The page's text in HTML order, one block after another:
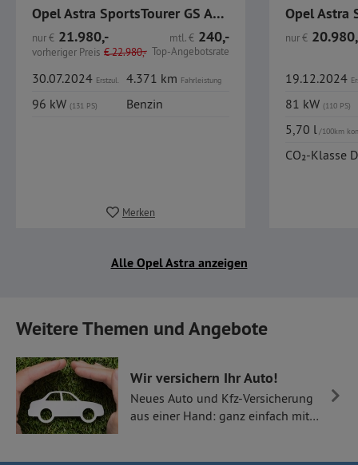
Opel Astra SportsTourer GS AHK Navi IntelliLux
nur€ 21.980,-
vorheriger Preis €22.980,-
mtl.€ 240,-
Top-Angebotsrate
30.07.2024 Erstzul. 4.371 km Fahrleistung
96 kW (131 PS) Benzin
Merken
nur€
19.12.2024
81 kW (110 PS)
5,70 l/100km
CO₂-Klasse D
Alle Opel Astra anzeigen
Weitere Themen und Angebote
Wir versichern Ihr Auto!
Neues Auto und Kfz-Versicherung
aus einer Hand: ganz einfach mit